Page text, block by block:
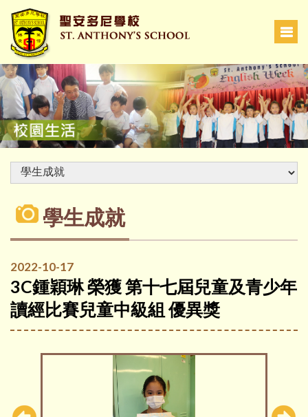
學生成就
2022-10-17
3C鍾穎琳 榮獲 第十七屆兒童及青少年
讀經比賽兒童中級組 優異獎